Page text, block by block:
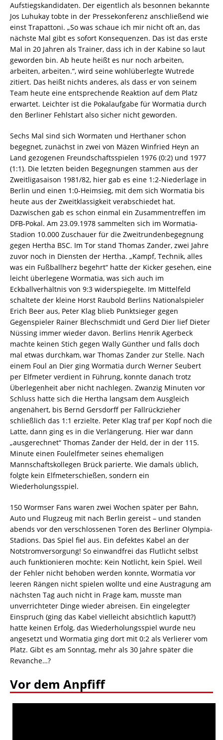
Aufstiegskandidaten. Der eigentlich als besonnen bekannte
Jos Luhukay tobte in der Pressekonferenz anschließend wie
einst Trapattoni. „So was schaue ich mir nicht oft an, das
nächste Mal gibt es sofort Konsequenzen. Das ist das erste
Mal in 20 Jahren als Trainer, dass ich in der Kabine so laut
geworden bin. Ab heute heißt es nur noch arbeiten,
arbeiten, arbeiten.“, wird seine wohlüberlegte Wutrede
zitiert. Das heißt nichts anderes, als dass er von seinem
Team heute eine entsprechende Reaktion auf dem Platz
erwartet. Leichter ist die Pokalaufgabe für Wormatia durch
den Berliner Fehlstart also sicher nicht geworden.
Sechs Mal sind sich Wormaten und Herthaner schon
begegnet, zunächst in zwei von Mäzen Winfried Heyn an
Land gezogenen Freundschaftsspielen 1976 (0:2) und 1977
(1:1). Die letzten beiden Begegnungen stammen aus der
Zweitligasaison 1981/82, hier gab es eine 1:2-Niederlage in
Berlin und einen 1:0-Heimsieg, mit dem sich Wormatia bis
heute aus der Zweitklassigkeit verabschiedet hat.
Dazwischen gab es schon einmal ein Zusammentreffen im
DFB-Pokal. Am 23.09.1978 sammelten sich im Wormatia-
Stadion 10.000 Zuschauer für die Zweitrundenbegegnung
gegen Hertha BSC. Im Tor stand Thomas Zander, zwei Jahre
zuvor noch in Diensten der Hertha. „Kampf, Technik, alles
was ein Fußballherz begehrt“ hatte der Kicker gesehen, eine
leicht überlegene Wormatia, was sich auch im
Eckballverhältnis von 9:3 widerspiegelte. Im Mittelfeld
schaltete der kleine Horst Raubold Berlins Nationalspieler
Erich Beer aus, Peter Klag blieb Punktsieger gegen
Gegenspieler Rainer Blechschmidt und Gerd Dier lief Dieter
Nüssing immer wieder davon. Berlins Henrik Agerbeck
machte keinen Stich gegen Wally Günther und falls doch
mal etwas durchkam, war Thomas Zander zur Stelle. Nach
einem Foul an Dier ging Wormatia durch Werner Seubert
per Elfmeter verdient in Führung, konnte danach trotz
Überlegenheit aber nicht nachlegen. Zwanzig Minuten vor
Schluss hatte sich die Hertha langsam dem Ausgleich
angenähert, bis Bernd Gersdorff per Fallrückzieher
schließlich das 1:1 erzielte. Peter Klag traf per Kopf noch die
Latte, dann ging es in die Verlängerung. Hier war dann
„ausgerechnet“ Thomas Zander der Held, der in der 115.
Minute einen Foulelfmeter seines ehemaligen
Mannschaftskollegen Brück parierte. Wie damals üblich,
folgte kein Elfmeterschießen, sondern ein
Wiederholungsspiel.
150 Wormser Fans waren zwei Wochen später per Bahn,
Auto und Flugzeug mit nach Berlin gereist – und standen
abends vor den verschlossenen Toren des Berliner Olympia-
Stadions. Das Spiel fiel aus. Ein defektes Kabel an der
Notstromversorgung! So einwandfrei das Flutlicht selbst
auch funktionieren mochte: Kein Notlicht, kein Spiel. Weil
der Fehler nicht behoben werden konnte, Wormatia vor
leeren Rängen nicht spielen wollte und eine Austragung am
nächsten Tag auch nicht in Frage kam, musste man
unverrichteter Dinge wieder abreisen. Ein eingelegter
Einspruch (ging das Kabel vielleicht absichtlich kaputt?)
hatte keinen Erfolg, das Wiederholungsspiel wurde neu
angesetzt und Wormatia ging dort mit 0:2 als Verlierer vom
Platz. Gibt es am Sonntag, mehr als 30 Jahre später die
Revanche…?
Vor dem Anpfiff